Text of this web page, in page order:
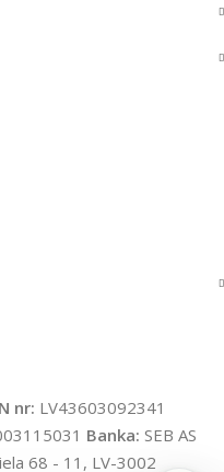
nr: LV43603092341
Banka: SEB AS
68 - 11, LV-3002